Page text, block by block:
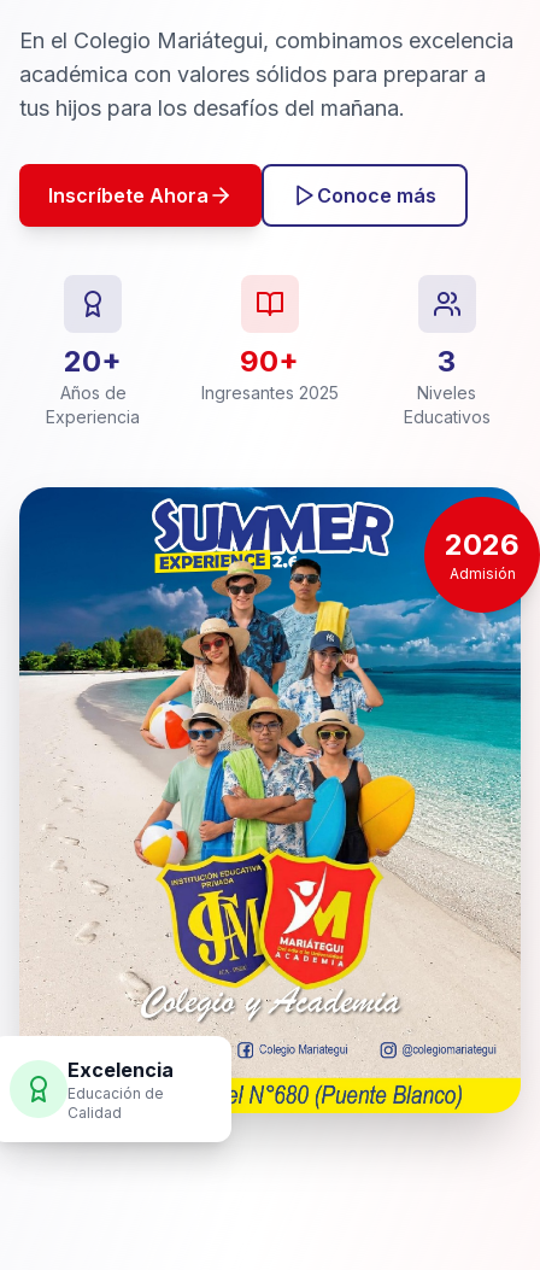
En el Colegio Mariátegui, combinamos excelencia
académica con valores sólidos para preparar a
tus hijos para los desafíos del mañana.
Inscríbete Ahora Conoce más
20+
Años de
Experiencia
90+
Ingresantes 2025
3
Niveles
Educativos
Excelencia
Educación de
Calidad
2026
Admisión